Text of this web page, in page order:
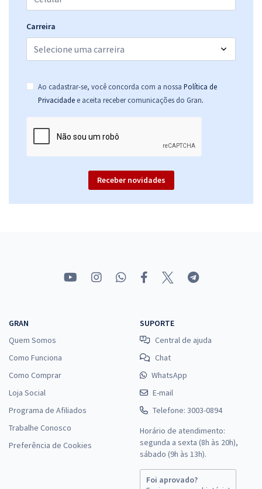
Carreira
Ao cadastrar-se, você concorda com a nossa Política de
Privacidade e aceita receber comunicações do Gran.
Receber novidades
GRAN
Quem Somos
Como Funciona
Como Comprar
Loja Social
Programa de Afiliados
Trabalhe Conosco
Preferência de Cookies
SUPORTE
Central de ajuda
Chat
WhatsApp
E-mail
Telefone: 3003-0894
Horário de atendimento:
segunda a sexta (8h às 20h),
sábado (9h às 13h).
Foi aprovado?